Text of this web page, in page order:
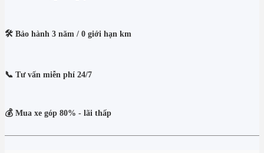
🛠️ Bảo hành 3 năm / 0 giới hạn km
📞 Tư vấn miễn phí 24/7
💰 Mua xe góp 80% - lãi thấp